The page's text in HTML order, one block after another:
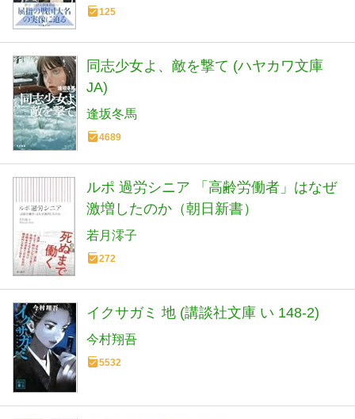
125
同志少女よ、敵を撃て (ハヤカワ文庫
JA)
逢坂冬馬
4689
ルポ 過労シニア 「高齢労働者」はなぜ
激増したのか（朝日新書）
若月澪子
272
イクサガミ 地 (講談社文庫 い 148-2)
今村翔吾
5532